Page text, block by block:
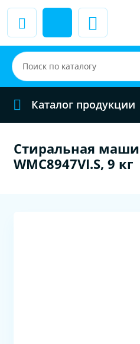
Каталог продукции
Стиральная
WMC8947VI.S, 9 кг